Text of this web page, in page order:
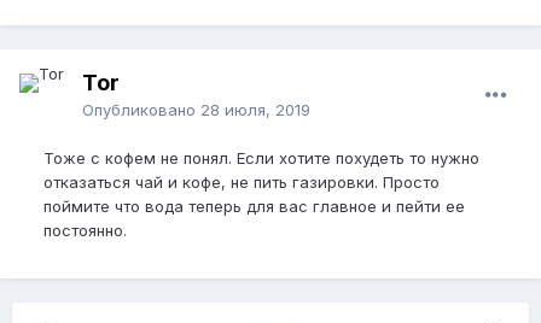
Tor
Опубликовано 28 июля, 2019
Тоже с кофем не понял. Если хотите похудеть то нужно
отказаться чай и кофе, не пить газировки. Просто
поймите что вода теперь для вас главное и пейти ее
постоянно.